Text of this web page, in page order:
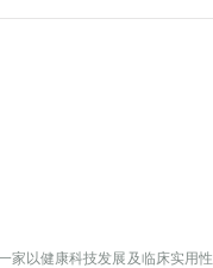
家以健康科技发展及临床实用